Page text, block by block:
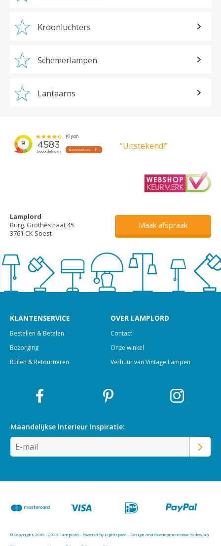
Kroonluchters
Schemerlampen
Lantaarns
“Uitstekend!”
Lamplord
Burg. Grothestraat 45
3761 CK Soest
Maak afspraak
KLANTENSERVICE
Bestellen & Betalen
Bezorging
Ruilen & Retourneren
OVER LAMPLORD
Contact
Onze winkel
Verhuur van Vintage Lampen
Maandelijkse Interieur Inspiratie:
© Copyright, 2009 - 2026 Lamplord - Powered by Lightspeed - Design and development door Yellowlab